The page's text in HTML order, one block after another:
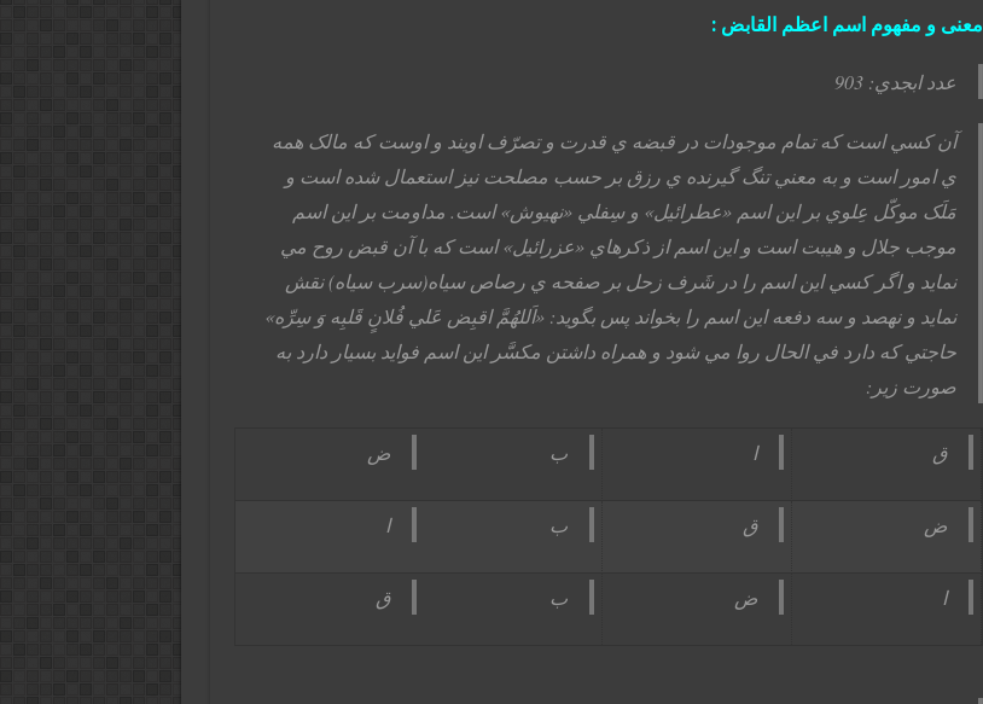
معنی و مفهوم اسم اعظم القابض :
عدد ابجدي: 903
آن کسي است که تمام موجودات در قبضه ي قدرت و تصرّف اويند و اوست که مالک همه
ي امور است و به معني تنگ گيرنده ي رزق بر حسب مصلحت نيز استعمال شده است و
مَلَک موکّل عِلوي بر اين اسم «عطرائيل» و سِفلي «نهيوش» است. مداومت بر اين اسم
موجب جلال و هيبت است و اين اسم از ذکرهاي «عزرائيل» است که با آن قبض روح مي
نمايد و اگر کسي اين اسم را در شَرف زحل بر صفحه ي رصاص سياه(سرب سياه) نقش
نمايد و نهصد و سه دفعه اين اسم را بخواند پس بگويد: «اَللهُمَّ اقبِض عَلي فُلانٍ قَلبِه وَ سِرِّه»
حاجتي که دارد في الحال روا مي شود و همراه داشتن مکسَّر اين اسم فوايد بسيار دارد به
صورت زير:
ق ا ب ض
ض ق ب ا
ا ض ب ق